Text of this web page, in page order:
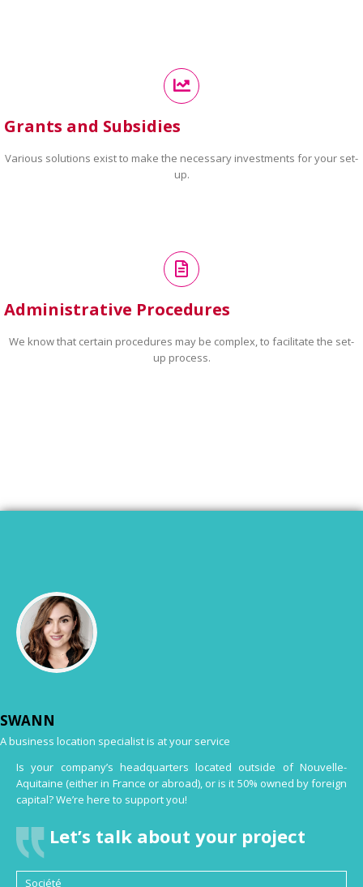
Grants and Subsidies
Various solutions exist to make the necessary investments for your set-
up.
Administrative Procedures
We know that certain procedures may be complex, to facilitate the set-
up process.
SWANN
A business location specialist is at your service
Is your company’s headquarters located outside of Nouvelle-
Aquitaine (either in France or abroad), or is it 50% owned by foreign
capital? We’re here to support you!
Let’s talk about your project